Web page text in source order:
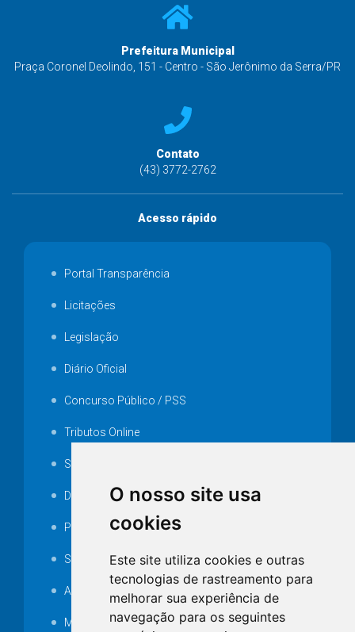
O nosso site usa
cookies
Este site utiliza cookies e outras
tecnologias de rastreamento para
melhorar sua experiência de
navegação para os seguintes
Prefeitura Municipal
Praça Coronel Deolindo, 151 - Centro - São Jerônimo da Serra/PR
Contato
(43) 3772-2762
Acesso rápido
Portal Transparência
Licitações
Legislação
Diário Oficial
Concurso Público / PSS
Tributos Online
Serviços ISS-E
Decretos
Portarias
SAMAE
Audiência pública
MANUTENÇÃO DE ILUMINAÇÃO PÚBLICA